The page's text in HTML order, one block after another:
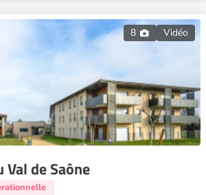
8 Vidéo
Val de Saône